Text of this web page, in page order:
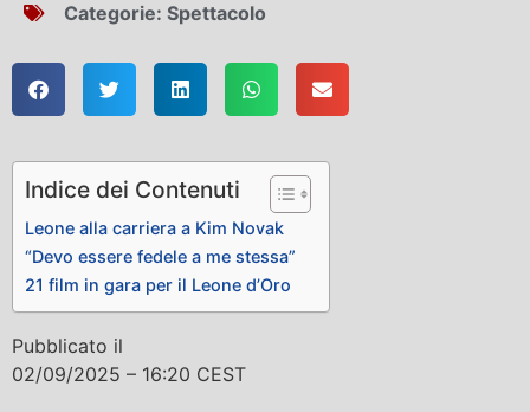
Categorie: Spettacolo
Indice dei Contenuti
Leone alla carriera a Kim Novak
“Devo essere fedele a me stessa”
21 film in gara per il Leone d’Oro
Pubblicato il
02/09/2025 – 16:20 CEST